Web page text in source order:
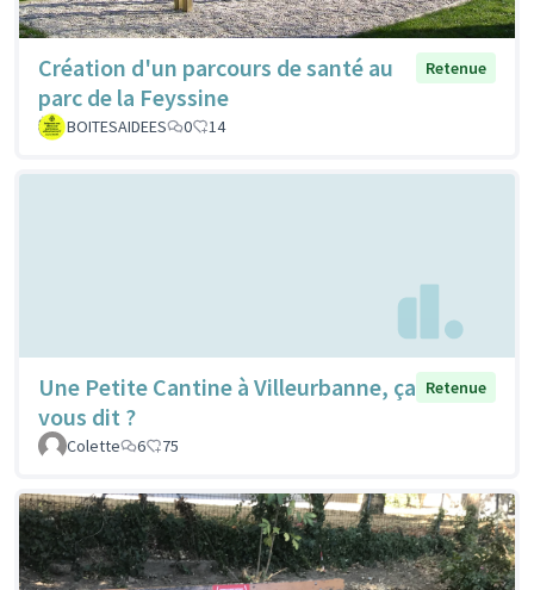
Création d'un parcours de santé au
parc de la Feyssine
Retenue
BOITESAIDEES 0 14
Une Petite Cantine à Villeurbanne, ça
vous dit ?
Retenue
Colette 6 75